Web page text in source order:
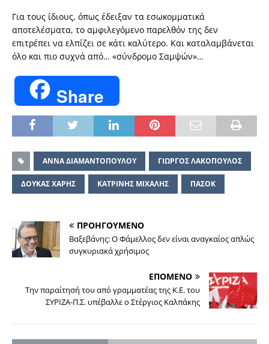
Για τους ίδιους, όπως έδειξαν τα εσωκομματικά
αποτελέσματα, το αμφιλεγόμενο παρελθόν της δεν
επιτρέπει να ελπίζει σε κάτι καλύτερο. Και καταλαμβάνεται
όλο και πιο συχνά από… «σύνδρομο Σαμψών»…
Share
ΑΝΝΑ ΔΙΑΜΑΝΤΟΠΟΥΛΟΥ ΓΙΩΡΓΟΣ ΛΑΚΟΠΟΥΛΟΣ
ΔΟΥΚΑΣ ΧΑΡΗΣ ΚΑΤΡΙΝΗΣ ΜΙΧΑΛΗΣ ΠΑΣΟΚ
ΠΡΟΗΓΟΥΜΕΝΟ
Βαξεβάνης: Ο Φάμελλος δεν είναι αναγκαίος απλώς
συγκυριακά χρήσιμος
ΕΠΟΜΕΝΟ
Την παραίτησή του από γραμματέας της Κ.Ε. του
ΣΥΡΙΖΑ-Π.Σ. υπέβαλλε ο Στέργιος Καλπάκης